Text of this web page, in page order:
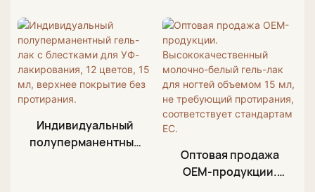
покрытие для
ногтей, снимаемое
без протирания
Индивидуальный
полуперманентный
Оптовая продажа
OEM-продукции.